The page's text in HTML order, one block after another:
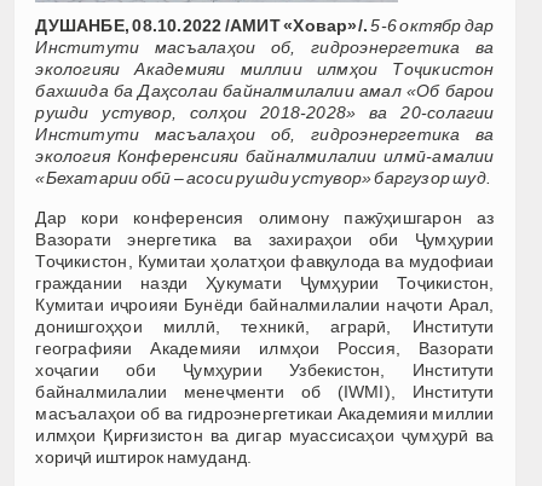
ДУШАНБЕ, 08.10.2022 /АМИТ «Ховар»/. 5-6 октябр дар
Институти масъалаҳои об, гидроэнергетика ва
экологияи Академияи миллии илмҳои Тоҷикистон
бахшида ба Даҳсолаи байналмилалии амал «Об барои
рушди устувор, солҳои 2018-2028» ва 20-солагии
Институти масъалаҳои об, гидроэнергетика ва
экология Конференсияи байналмилалии илмӣ-амалии
«Бехатарии обӣ – асоси рушди устувор» баргузор шуд.
Дар кори конференсия олимону пажӯҳишгарон аз
Вазорати энергетика ва захираҳои оби Ҷумҳурии
Тоҷикистон, Кумитаи ҳолатҳои фавқулода ва мудофиаи
граждании назди Ҳукумати Ҷумҳурии Тоҷикистон,
Кумитаи иҷроияи Бунёди байналмилалии наҷоти Арал,
донишгоҳҳои миллӣ, техникӣ, аграрӣ, Институти
географияи Академияи илмҳои Россия, Вазорати
хоҷагии оби Ҷумҳурии Узбекистон, Институти
байналмилалии менеҷменти об (IWMI), Институти
масъалаҳои об ва гидроэнергетикаи Академияи миллии
илмҳои Қирғизистон ва дигар муассисаҳои ҷумҳурӣ ва
хориҷӣ иштирок намуданд.